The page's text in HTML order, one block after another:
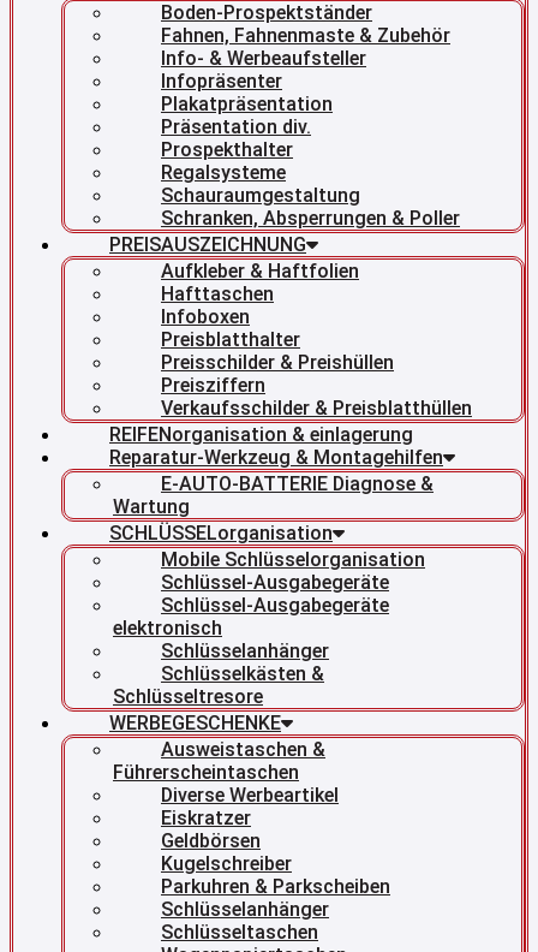
Boden-Prospektständer
Fahnen, Fahnenmaste & Zubehör
Info- & Werbeaufsteller
Infopräsenter
Plakatpräsentation
Präsentation div.
Prospekthalter
Regalsysteme
Schauraumgestaltung
Schranken, Absperrungen & Poller
PREISAUSZEICHNUNG
Aufkleber & Haftfolien
Hafttaschen
Infoboxen
Preisblatthalter
Preisschilder & Preishüllen
Preisziffern
Verkaufsschilder & Preisblatthüllen
REIFENorganisation & einlagerung
Reparatur-Werkzeug & Montagehilfen
E-AUTO-BATTERIE Diagnose &
Wartung
SCHLÜSSELorganisation
Mobile Schlüsselorganisation
Schlüssel-Ausgabegeräte
Schlüssel-Ausgabegeräte
elektronisch
Schlüsselanhänger
Schlüsselkästen &
Schlüsseltresore
WERBEGESCHENKE
Ausweistaschen &
Führerscheintaschen
Diverse Werbeartikel
Eiskratzer
Geldbörsen
Kugelschreiber
Parkuhren & Parkscheiben
Schlüsselanhänger
Schlüsseltaschen